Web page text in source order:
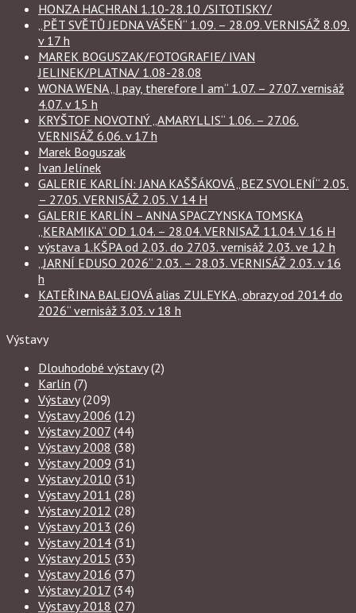
HONZA HACHRAN 1.10-28.10 /SITOTISKY/
„PĚT SVĚTŮ JEDNA VÁŠEŃ“ 1.09. – 28.09. VERNISÁŽ 8.09.
v 17 h
MAREK BOGUSZAK/FOTOGRAFIE/ IVAN
JELINEK/PLATNA/ 1.08-28.08
WONA WENA „I pay, therefore I am“ 1.07. – 27.07. vernisáž
4.07. v 15 h
KRYŠTOF NOVOTNÝ „AMARYLLIS“ 1.06. – 27.06.
VERNISÁŽ 6.06. v 17 h
Marek Boguszak
Ivan Jelínek
GALERIE KARLÍN: JANA KAŠŠÁKOVÁ „BEZ SVOLENÍ“ 2.05.
– 27.05. VERNISÁŽ 2.05. V 14 H
GALERIE KARLÍN – ANNA SPACZYNSKA TOMSKA
„KERAMIKA“ OD 1.04. – 28.04. VERNISAŽ 11.04. V 16 H
výstava 1.KŠPA od 2.03. do 27.03. vernisáž 2.03. ve 12 h
„JARNÍ EDUSO 2026“ 2.03. – 28.03. VERNISÁŽ 2.03. v 16
h
KATEŘINA BALEJOVÁ alias ZULEYKA „obrazy od 2014 do
2026“ vernisáž 3.03. v 18 h
Výstavy
Dlouhodobé výstavy(2)
Karlín (7)
Výstavy(209)
Výstavy 2006 (12)
Výstavy 2007 (44)
Výstavy 2008 (38)
Výstavy 2009 (31)
Výstavy 2010 (31)
Výstavy 2011 (28)
Výstavy 2012 (28)
Výstavy 2013 (26)
Výstavy 2014 (31)
Výstavy 2015 (33)
Výstavy 2016 (37)
Výstavy 2017 (34)
Výstavy 2018 (27)